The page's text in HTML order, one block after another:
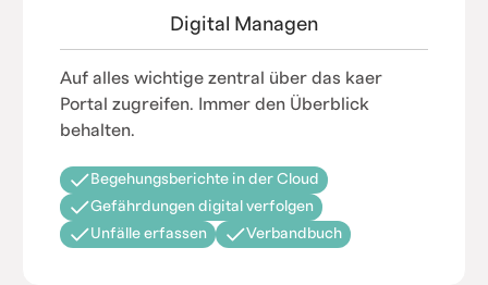
Digital Managen
Auf alles wichtige zentral über das kaer
Portal zugreifen. Immer den Überblick
behalten.
Begehungsberichte in der Cloud
Gefährdungen digital verfolgen
Unfälle erfassen
Verbandbuch